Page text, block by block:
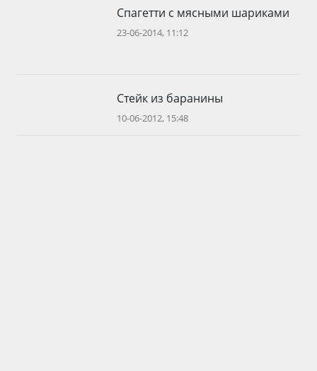
Спагетти с мясными шариками
23-06-2014, 11:12
Стейк из баранины
10-06-2012, 15:48